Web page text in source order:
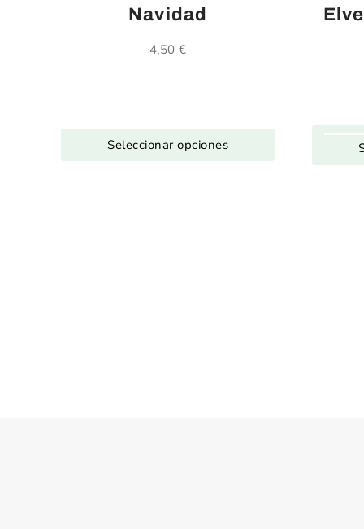
Navidad
4,50€
Seleccionar opciones